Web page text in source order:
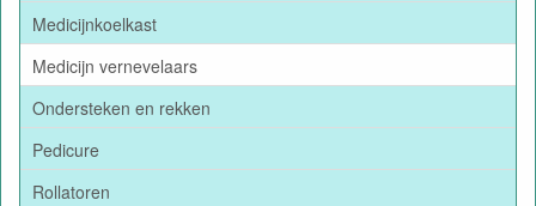
Medicijnkoelkast
Medicijn vernevelaars
Ondersteken en rekken
Pedicure
Rollatoren